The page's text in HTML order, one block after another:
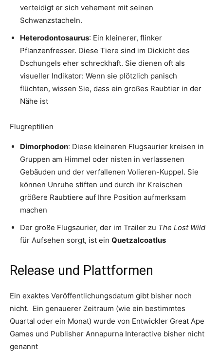
verteidigt er sich vehement mit seinen
Schwanzstacheln.
Heterodontosaurus: Ein kleinerer, flinker
Pflanzenfresser. Diese Tiere sind im Dickicht des
Dschungels eher schreckhaft. Sie dienen oft als
visueller Indikator: Wenn sie plötzlich panisch
flüchten, wissen Sie, dass ein großes Raubtier in der
Nähe ist
Flugreptilien
Dimorphodon: Diese kleineren Flugsaurier kreisen in
Gruppen am Himmel oder nisten in verlassenen
Gebäuden und der verfallenen Volieren-Kuppel. Sie
können Unruhe stiften und durch ihr Kreischen
größere Raubtiere auf Ihre Position aufmerksam
machen
Der große Flugsaurier, der im Trailer zu The Lost Wild
für Aufsehen sorgt, ist ein Quetzalcoatlus
Release und Plattformen
Ein exaktes Veröffentlichungsdatum gibt bisher noch
nicht. Ein genauerer Zeitraum (wie ein bestimmtes
Quartal oder ein Monat) wurde von Entwickler Great Ape
Games und Publisher Annapurna Interactive bisher nicht
genannt